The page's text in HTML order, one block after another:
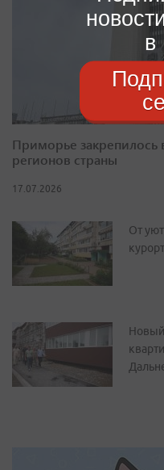
Приморье закрепилось
регионов страны
17.07.2026
От
Новый
в